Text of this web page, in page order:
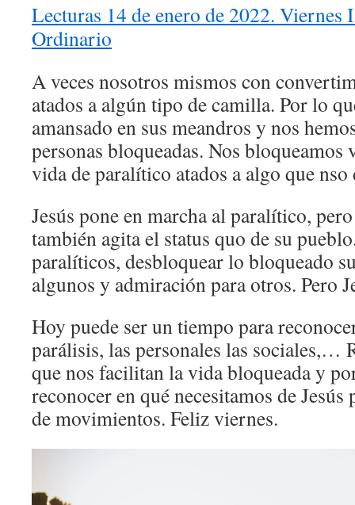
Lecturas 14 de enero de 2022. Viernes
Ordinario
A veces nosotros mismos con
atados a algún tipo de camilla. Por lo
amansado en sus meandros y nos
personas bloqueadas. Nos bloqueamos
vida de paralítico atados a algo que
Jesús pone en marcha al paralítico,
también agita el status quo de su
paralíticos, desbloquear lo bloqueado
algunos y admiración para otros. Pero
Hoy puede ser un tiempo para
parálisis, las personales las sociales,…
que nos facilitan la vida bloqueada y
reconocer en qué necesitamos de
de movimientos. Feliz viernes.